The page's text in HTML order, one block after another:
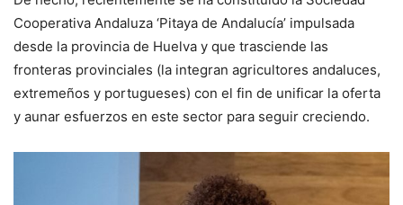
Cooperativa Andaluza ‘Pitaya de Andalucía’ impulsada
desde la provincia de Huelva y que trasciende las
fronteras provinciales (la integran agricultores andaluces,
extremeños y portugueses) con el fin de unificar la oferta
y aunar esfuerzos en este sector para seguir creciendo.